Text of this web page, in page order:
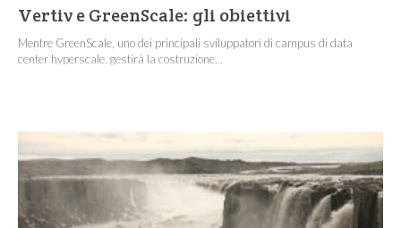
Vertiv e GreenScale: gli obiettivi
Mentre GreenScale, uno dei principali sviluppatori di campus di data
center hyperscale, gestirà la costruzione...